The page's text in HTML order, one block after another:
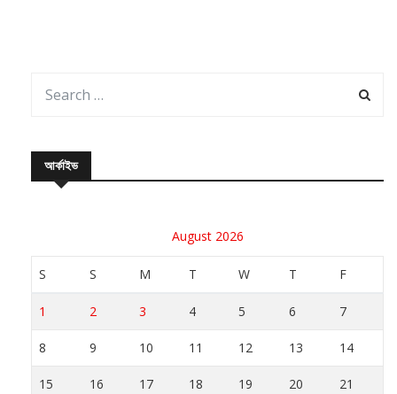
আর্কাইভ
August 2026
S S M T W T F
1 2 3 4 5 6 7
8 9 10 11 12 13 14
15 16 17 18 19 20 21